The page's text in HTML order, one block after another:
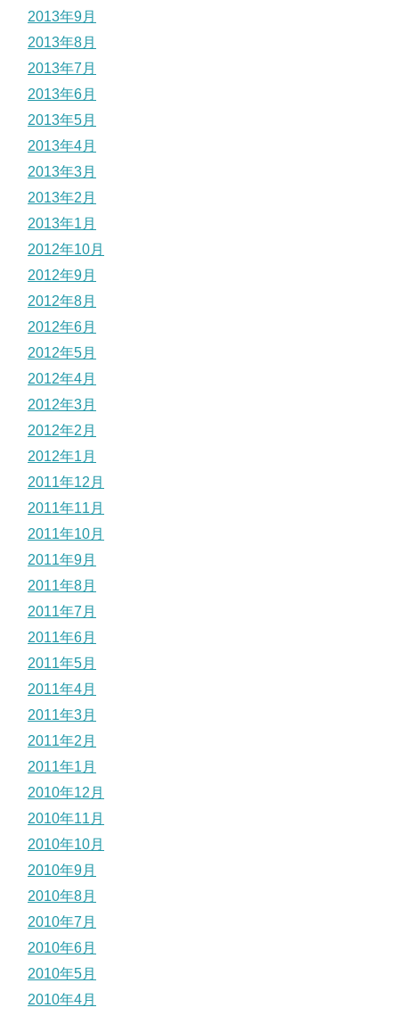
2013年9月
2013年8月
2013年7月
2013年6月
2013年5月
2013年4月
2013年3月
2013年2月
2013年1月
2012年10月
2012年9月
2012年8月
2012年6月
2012年5月
2012年4月
2012年3月
2012年2月
2012年1月
2011年12月
2011年11月
2011年10月
2011年9月
2011年8月
2011年7月
2011年6月
2011年5月
2011年4月
2011年3月
2011年2月
2011年1月
2010年12月
2010年11月
2010年10月
2010年9月
2010年8月
2010年7月
2010年6月
2010年5月
2010年4月